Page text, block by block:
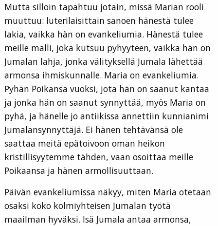
Mutta silloin tapahtuu jotain, missä Marian rooli
muuttuu: luterilaisittain sanoen hänestä tulee
lakia, vaikka hän on evankeliumia. Hänestä tulee
meille malli, joka kutsuu pyhyyteen, vaikka hän on
Jumalan lahja, jonka välityksellä Jumala lähettää
armonsa ihmiskunnalle. Maria on evankeliumia.
Pyhän Poikansa vuoksi, jota hän on saanut kantaa
ja jonka hän on saanut synnyttää, myös Maria on
pyhä, ja hänelle jo antiikissa annettiin kunnianimi
Jumalansynnyttäjä. Ei hänen tehtävänsä ole
saattaa meitä epätoivoon oman heikon
kristillisyytemme tähden, vaan osoittaa meille
Poikaansa ja hänen armollisuuttaan.
Päivän evankeliumissa näkyy, miten Maria otetaan
osaksi koko kolmiyhteisen Jumalan työtä
maailman hyväksi. Isä Jumala antaa armonsa,